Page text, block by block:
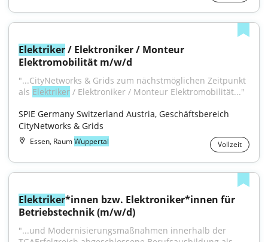
Elektriker / Elektroniker / Monteur
Elektromobilität m/w/d
"...CityNetworks & Grids zum nächstmöglichen Zeitpunkt
als Elektriker / Elektroniker / Monteur Elektromobilität..."
SPIE Germany Switzerland Austria, Geschäftsbereich
CityNetworks & Grids
Essen, RaumWuppertal Vollzeit
Elektriker*innen bzw. Elektroniker*innen für
Betriebstechnik (m/w/d)
"...und Modernisierungsmaßnahmen innerhalb der